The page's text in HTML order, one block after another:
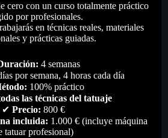
, TODO
,PIGMENTOS
cero con un curso totalmente práctico
por profesionales.
en técnicas reales, materiales
y prácticas guiadas.
4 semanas
por semana, 4 horas cada día
100% práctico
las técnicas del tatuaje
✔ Precio: 800 €
incluida: 1.000 € (incluye máquina
tatuar profesional)